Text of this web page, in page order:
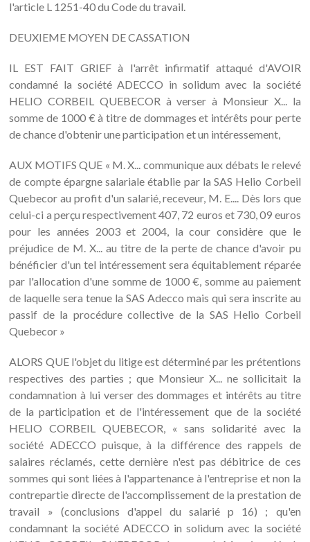
l'article L 1251-40 du Code du travail.
DEUXIEME MOYEN DE CASSATION
IL EST FAIT GRIEF à l'arrêt infirmatif attaqué d'AVOIR
condamné la société ADECCO in solidum avec la société
HELIO CORBEIL QUEBECOR à verser à Monsieur X... la
somme de 1000 € à titre de dommages et intérêts pour perte
de chance d'obtenir une participation et un intéressement,
AUX MOTIFS QUE « M. X... communique aux débats le relevé
de compte épargne salariale établie par la SAS Helio Corbeil
Quebecor au profit d'un salarié, receveur, M. E.... Dès lors que
celui-ci a perçu respectivement 407, 72 euros et 730, 09 euros
pour les années 2003 et 2004, la cour considère que le
préjudice de M. X... au titre de la perte de chance d'avoir pu
bénéficier d'un tel intéressement sera équitablement réparée
par l'allocation d'une somme de 1000 €, somme au paiement
de laquelle sera tenue la SAS Adecco mais qui sera inscrite au
passif de la procédure collective de la SAS Helio Corbeil
Quebecor »
ALORS QUE l'objet du litige est déterminé par les prétentions
respectives des parties ; que Monsieur X... ne sollicitait la
condamnation à lui verser des dommages et intérêts au titre
de la participation et de l'intéressement que de la société
HELIO CORBEIL QUEBECOR, « sans solidarité avec la
société ADECCO puisque, à la différence des rappels de
salaires réclamés, cette dernière n'est pas débitrice de ces
sommes qui sont liées à l'appartenance à l'entreprise et non la
contrepartie directe de l'accomplissement de la prestation de
travail » (conclusions d'appel du salarié p 16) ; qu'en
condamnant la société ADECCO in solidum avec la société